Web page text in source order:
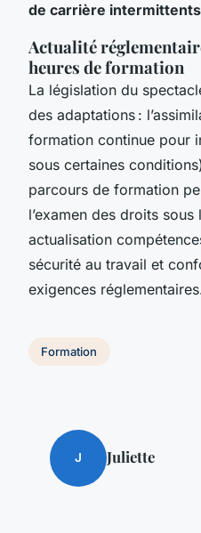
de carrière intermittents
Actualité
heures de formation
La législation du
des adaptations :
formation continue pour
sous certaines
parcours de formation
l’examen des droits
actualisation
sécurité au travail et
exigences
Formation
J Juliette